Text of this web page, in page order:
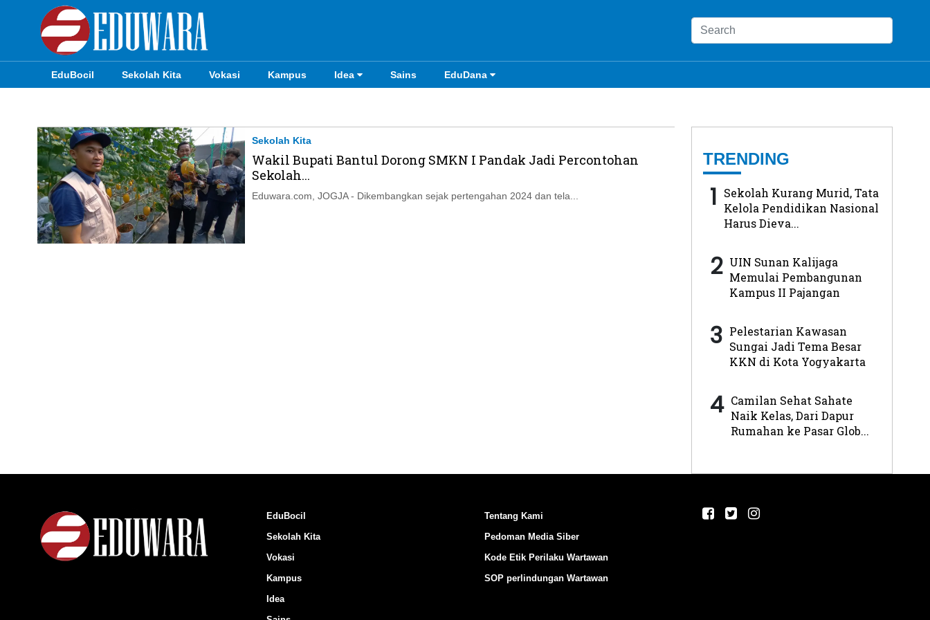
EduBocil Sekolah Kita Vokasi Kampus Idea Sains EduDana
Sekolah Kita
Vokasi
Kampus
Idea
Sains
Sekolah Kita
Wakil Bupati Bantul Dorong SMKN I Pandak Jadi Percontohan
Sekolah...
Eduwara.com, JOGJA - Dikembangkan sejak pertengahan 2024 dan tela...
TRENDING
1 Sekolah Kurang Murid, Tata
Kelola Pendidikan Nasional
Harus Dieva...
2 UIN Sunan Kalijaga
Memulai Pembangunan
Kampus II Pajangan
3 Pelestarian Kawasan
Sungai Jadi Tema Besar
KKN di Kota Yogyakarta
4 Camilan Sehat Sahate
Naik Kelas, Dari Dapur
Rumahan ke Pasar Glob...
EduBocil
Sekolah Kita
Vokasi
Kampus
Idea
Tentang Kami
Pedoman Media Siber
Kode Etik Perilaku Wartawan
SOP perlindungan Wartawan